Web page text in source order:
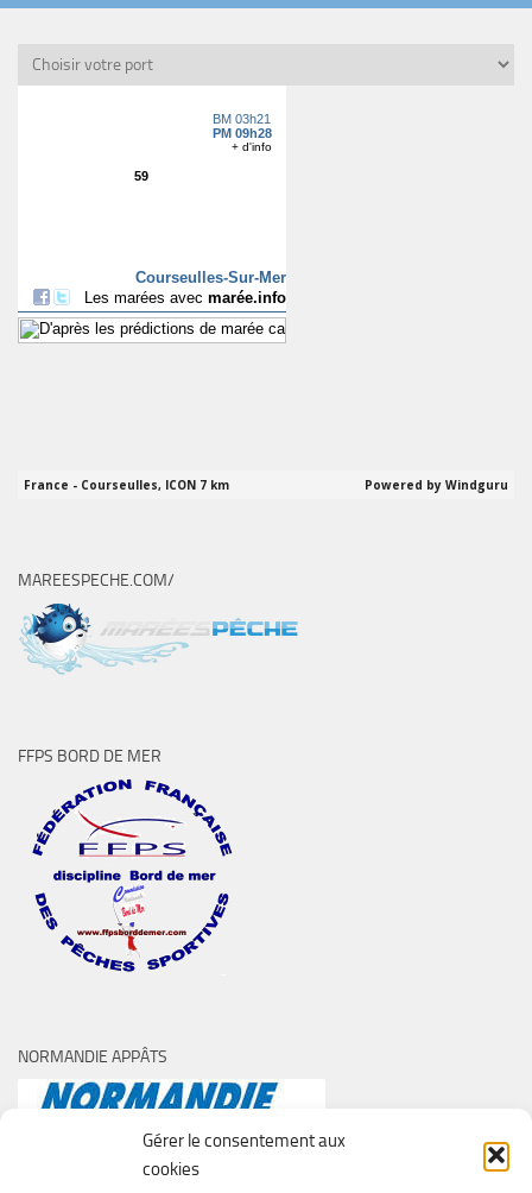
Gérer le consentement aux
cookies
MAREESPECHE.COM/
FFPS BORD DE MER
NORMANDIE APPÂTS